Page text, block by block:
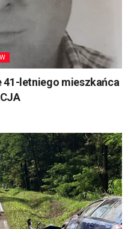
41-letniego mieszkańca